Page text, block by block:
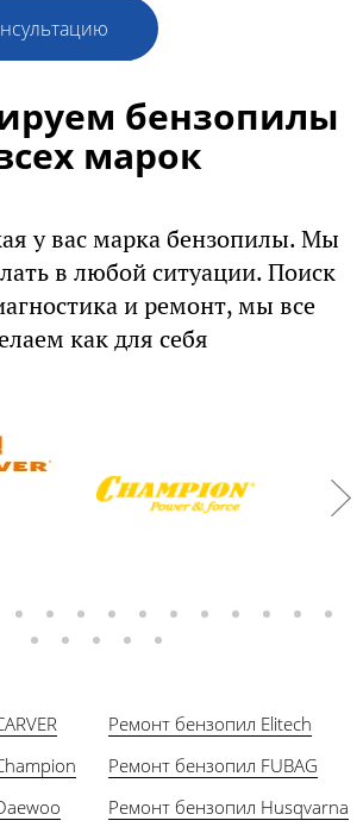
бензопилы
марок
у вас марка бензопилы. Мы
в любой ситуации. Поиск
и ремонт, мы все
как для себя
Ремонт бензопил Elitech
Ремонт бензопил FUBAG
Ремонт бензопил Husqvarna